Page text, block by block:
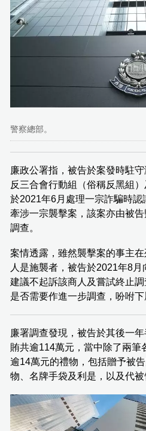
警察總部。
廉政公署指，被告於案發時駐
反三合會行動組（俗稱反黑組
於2021年6月處理一宗詐騙時認
牽涉一宗襲擊案，該案亦由被
調查。
案情透露，雖然襲擊案的事主
人是施襲者，被告於2021年8
建議不起訴該商人及嘗試終止
是否需要作進一步調查，吩咐下
廉署調查發現，被告於其後一
賄共逾114萬元，當中除了兩筆
逾14萬元的禮物，包括贈予被
物、名牌手袋及利是，以及代被